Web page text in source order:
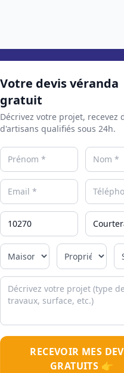
Votre devis véranda
gratuit
Décrivez votre projet, recevez
d'artisans qualifiés sous 24h.
RECEVOIR MES
GRATUITS 👉